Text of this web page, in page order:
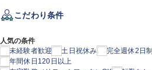
こだわり条件
人気の条件
未経験者歓迎
土日祝休み
完全週休2日制
年間休日120日以上